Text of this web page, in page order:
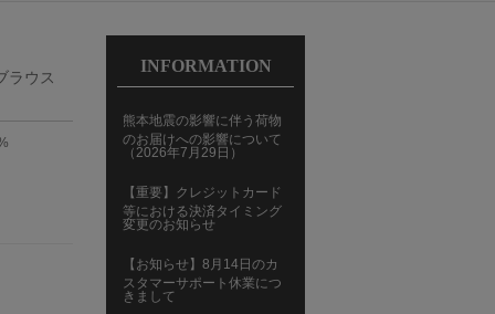
ラウス
INFORMATION
熊本地震の影響に伴う荷物
のお届けへの影響について
（2026年7月29日）
【重要】クレジットカード
等における決済タイミング
変更のお知らせ
【お知らせ】8月14日のカ
スタマーサポート休業につ
きまして